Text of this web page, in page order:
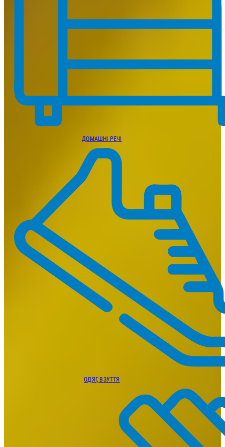
ДОМАШНІ РЕЧІ
ОДЯГ, ВЗУТТЯ